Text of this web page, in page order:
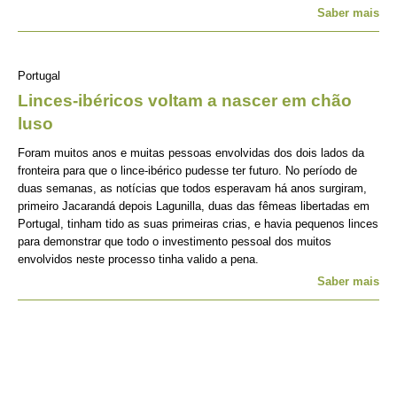
Saber mais
Portugal
Linces-ibéricos voltam a nascer em chão
luso
Foram muitos anos e muitas pessoas envolvidas dos dois lados da
fronteira para que o lince-ibérico pudesse ter futuro. No período de
duas semanas, as notícias que todos esperavam há anos surgiram,
primeiro Jacarandá depois Lagunilla, duas das fêmeas libertadas em
Portugal, tinham tido as suas primeiras crias, e havia pequenos linces
para demonstrar que todo o investimento pessoal dos muitos
envolvidos neste processo tinha valido a pena.
Saber mais